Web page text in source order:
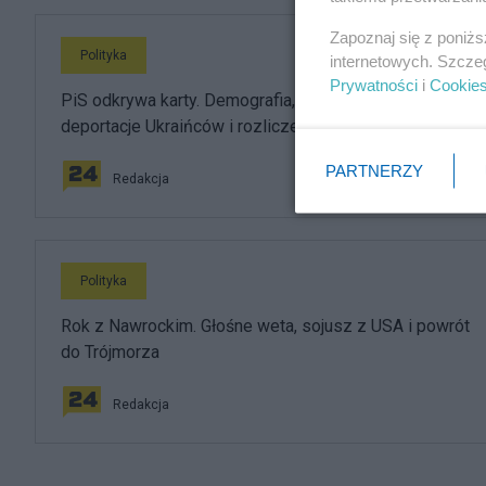
Polityka
PiS odkrywa karty. Demografia, mieszkania, ETS,
deportacje Ukraińców i rozliczenia
Redakcja
Polityka
Rok z Nawrockim. Głośne weta, sojusz z USA i powrót
do Trójmorza
Redakcja
Zapoznaj się z
internetowych.
Prywatności i Cookies
PARTNERZY